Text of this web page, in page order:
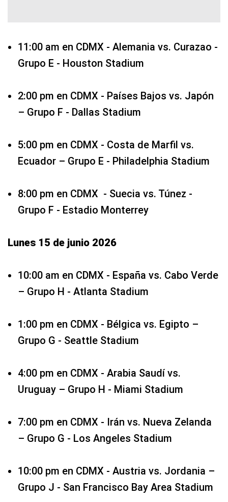
11:00 am en CDMX - Alemania vs. Curazao -
Grupo E - Houston Stadium
2:00 pm en CDMX - Países Bajos vs. Japón
– Grupo F - Dallas Stadium
5:00 pm en CDMX - Costa de Marfil vs.
Ecuador – Grupo E - Philadelphia Stadium
8:00 pm en CDMX - Suecia vs. Túnez -
Grupo F - Estadio Monterrey
Lunes 15 de junio 2026
10:00 am en CDMX - España vs. Cabo Verde
– Grupo H - Atlanta Stadium
1:00 pm en CDMX - Bélgica vs. Egipto –
Grupo G - Seattle Stadium
4:00 pm en CDMX - Arabia Saudí vs.
Uruguay – Grupo H - Miami Stadium
7:00 pm en CDMX - Irán vs. Nueva Zelanda
– Grupo G - Los Angeles Stadium
10:00 pm en CDMX - Austria vs. Jordania –
Grupo J - San Francisco Bay Area Stadium